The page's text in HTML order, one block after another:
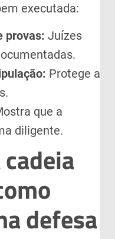
executada:
provas: Juízes
Protege a
que a
diligente.
defesa